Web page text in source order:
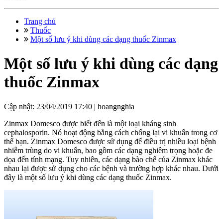
Trang chủ
Thuốc
Một số lưu ý khi dùng các dạng thuốc Zinmax
Một số lưu ý khi dùng các dạng
thuốc Zinmax
Cập nhật: 23/04/2019 17:40 | hoangnghia
Zinmax Domesco được biết đến là một loại kháng sinh
cephalosporin. Nó hoạt động bằng cách chống lại vi khuẩn trong cơ
thể bạn. Zinmax Domesco được sử dụng để điều trị nhiều loại bệnh
nhiễm trùng do vi khuẩn, bao gồm các dạng nghiêm trọng hoặc đe
dọa đến tính mạng. Tuy nhiên, các dạng bào chế của Zinmax khác
nhau lại được sử dụng cho các bệnh và trường hợp khác nhau. Dưới
đây là một số lưu ý khi dùng các dạng thuốc Zinmax.